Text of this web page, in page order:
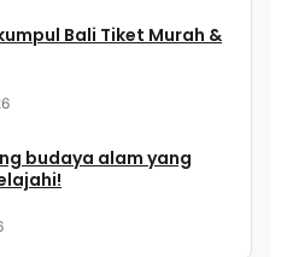
Bali Tiket Murah &
budaya alam yang